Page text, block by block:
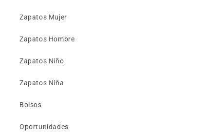
Zapatos Mujer
Zapatos Hombre
Zapatos Niño
Zapatos Niña
Bolsos
Oportunidades